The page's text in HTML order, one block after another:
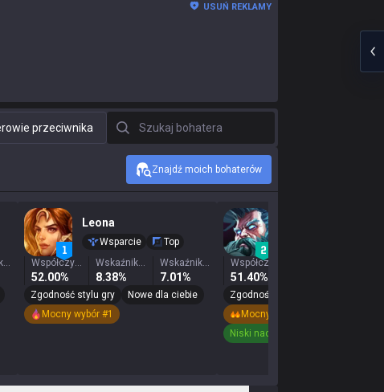
USUŃ REKLAMY
przeciwnika
Szukaj bohatera
Znajdź moich bohaterów
Wskaźnik wyboru
Leona
Wsparcie
Top
Współczynnik zwycięstw
52.00%
Wskaźnik wygranych
8.38%
Wskaźnik wyboru
7.01%
Zgodność stylu gry
Nowe dla ciebie
Mocny wybór #1
51.40%
Zgodność stylu gry
Mocny wybór #23
Niski nacisk banów